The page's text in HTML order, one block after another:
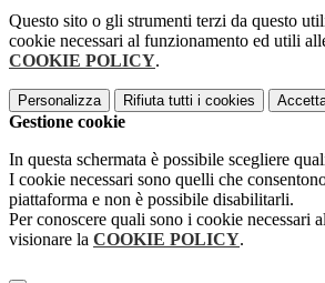
Questo sito o gli strumenti terzi da questo
cookie necessari al funzionamento ed utili
COOKIE POLICY.
Personalizza Rifiuta tutti i cookies
Gestione cookie
In questa schermata è possibile scegliere
I cookie necessari sono quelli che
piattaforma e non è possibile disabilitarli.
Per conoscere quali sono i cookie necessari
visionare la COOKIE POLICY.